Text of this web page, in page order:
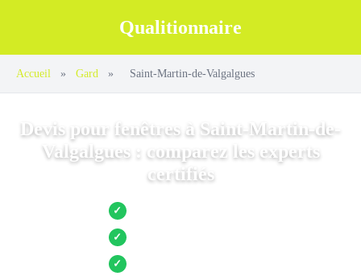
Qualitionnaire
Accueil » Gard » Saint-Martin-de-Valgalgues
Devis pour fenêtres à Saint-Martin-de-
Valgalgues : comparez les experts
certifiés
✓ Jusqu’à 3 devis comparés
✓ Entreprises locales vérifiées
✓ Pose garantie